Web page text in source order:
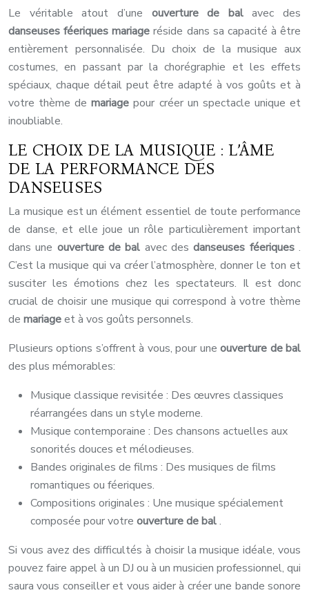
Le véritable atout d’une ouverture de balavec des
danseuses féeriques mariageréside dans sa capacité à être
entièrement personnalisée. Du choix de la musique aux
costumes, en passant par la chorégraphie et les effets
spéciaux, chaque détail peut être adapté à vos goûts et à
votre thème demariagepour créer un spectacle unique et
inoubliable.
LE CHOIX DE LA MUSIQUE : L’ÂME
DE LA PERFORMANCE DES
DANSEUSES
La musique est un élément essentiel de toute performance
de danse, et elle joue un rôle particulièrement important
dans une ouverture de bal avec desdanseuses féeriques.
C’est la musique qui va créer l’atmosphère, donner le ton et
susciter les émotions chez les spectateurs. Il est donc
crucial de choisir une musique qui correspond à votre thème
de mariageet à vos goûts personnels.
Plusieurs options s’offrent à vous, pour uneouverture de bal
des plus mémorables:
Musique classique revisitée : Des œuvres classiques
réarrangées dans un style moderne.
Musique contemporaine : Des chansons actuelles aux
sonorités douces et mélodieuses.
Bandes originales de films : Des musiques de films
romantiques ou féeriques.
Compositions originales : Une musique spécialement
composée pour votre ouverture de bal.
Si vous avez des difficultés à choisir la musique idéale, vous
pouvez faire appel à un DJ ou à un musicien professionnel, qui
saura vous conseiller et vous aider à créer une bande sonore